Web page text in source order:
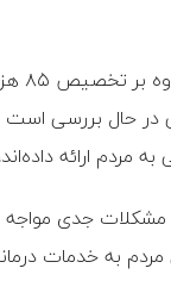
ناصحی با
ملی در حال
ارائه
مشکلات جدی
به خدمات